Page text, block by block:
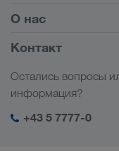
Клиентский портал
Цифровые решения
Мой вход в систему
Европа
Кавказ
Центральная Азия
Ближний Восток
Северная Африка
О нас
Информация о
Социальная
Контакт
Остались вопросы
информация?
+43 5 7777-0